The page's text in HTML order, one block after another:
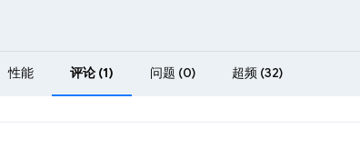
性能 评论 (1) 问题 (0) 超频 (32)